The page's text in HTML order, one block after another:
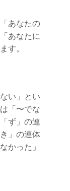
あなたの
あなたに
す。
い」とい
「〜でな
ず」の連
」の連体
かった」